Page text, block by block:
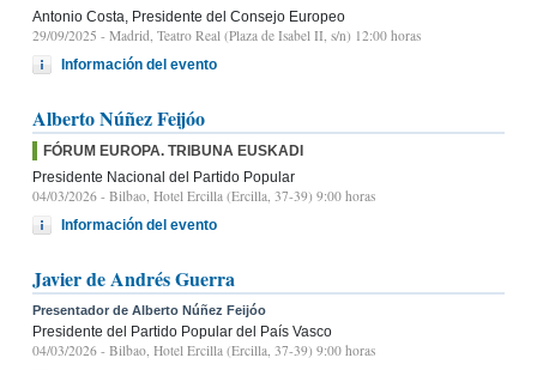
Antonio Costa, Presidente del Consejo Europeo
29/09/2025 - Madrid, Teatro Real (Plaza de Isabel II, s/n) 12:00 horas
Información del evento
Alberto Núñez Feijóo
FÓRUM EUROPA. TRIBUNA EUSKADI
Presidente Nacional del Partido Popular
04/03/2026 - Bilbao, Hotel Ercilla (Ercilla, 37-39) 9:00 horas
Información del evento
Javier de Andrés Guerra
Presentador de Alberto Núñez Feijóo
Presidente del Partido Popular del País Vasco
04/03/2026 - Bilbao, Hotel Ercilla (Ercilla, 37-39) 9:00 horas